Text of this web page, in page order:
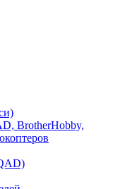
BrotherHobby,